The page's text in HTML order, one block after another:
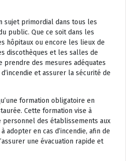
sujet primordial dans tous les
public. Que ce soit dans les
hôpitaux ou encore les lieux de
discothèques et les salles de
prendre des mesures adéquates
et assurer la sécurité de
formation obligatoire en
Cette formation vise à
des établissements aux
adopter en cas d’incendie, afin de
une évacuation rapide et